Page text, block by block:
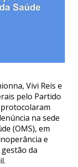
Vivi Reis e
pelo Partido
protocolaram
na sede
(OMS), em
e
da